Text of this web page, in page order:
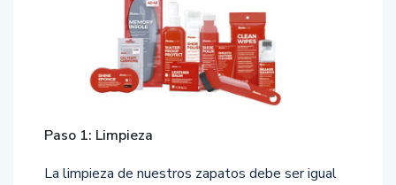
Paso 1: Limpieza
La limpieza de nuestros zapatos debe ser igual